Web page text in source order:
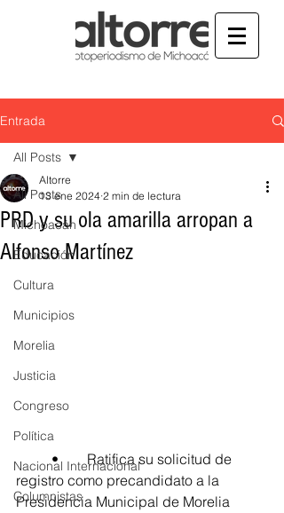
Entrada
All Posts
Michoacán
Educación
Cultura
Municipios
Morelia
Justicia
Congreso
Política
Nacional Internacional
Columnistas
All Posts
PRD y su ola amarilla arropan a
Alfonso Martínez
Altorre
13 ene 2024 2 min de lectura
	•	Ratifica su solicitud de
registro como precandidato a la
Presidencia Municipal de Morelia